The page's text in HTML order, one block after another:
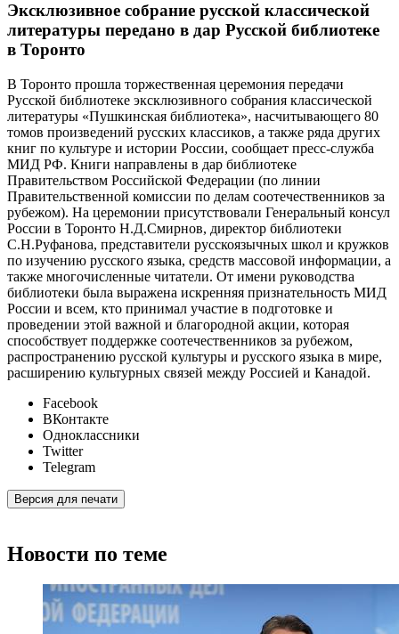
Эксклюзивное собрание русской классической
литературы передано в дар Русской библиотеке
в Торонто
В Торонто прошла торжественная церемония передачи
Русской библиотеке эксклюзивного собрания классической
литературы «Пушкинская библиотека», насчитывающего 80
томов произведений русских классиков, а также ряда других
книг по культуре и истории России, сообщает пресс-служба
МИД РФ. Книги направлены в дар библиотеке
Правительством Российской Федерации (по линии
Правительственной комиссии по делам соотечественников за
рубежом). На церемонии присутствовали Генеральный консул
России в Торонто Н.Д.Смирнов, директор библиотеки
С.Н.Руфанова, представители русскоязычных школ и кружков
по изучению русского языка, средств массовой информации, а
также многочисленные читатели. От имени руководства
библиотеки была выражена искренняя признательность МИД
России и всем, кто принимал участие в подготовке и
проведении этой важной и благородной акции, которая
способствует поддержке соотечественников за рубежом,
распространению русской культуры и русского языка в мире,
расширению культурных связей между Россией и Канадой.
Facebook
ВКонтакте
Одноклассники
Twitter
Telegram
Версия для печати
Новости по теме